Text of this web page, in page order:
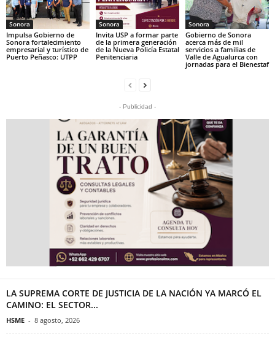
Sonora
Impulsa Gobierno de
Sonora fortalecimiento
empresarial y turístico de
Puerto Peñasco: UTPP
Sonora
Invita USP a formar parte
de la primera generación
de la Nueva Policía Estatal
Penitenciaria
Sonora
Gobierno de Sonora
acerca más de mil
servicios a familias de
Valle de Agualurca con
jornadas para el Bienestaf
- Publicidad -
LA SUPREMA CORTE DE JUSTICIA DE LA NACIÓN YA MARCÓ EL
CAMINO: EL SECTOR...
HSME - 8 agosto, 2026